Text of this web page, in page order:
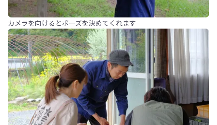
カメラを向けるとポーズを決めてくれます